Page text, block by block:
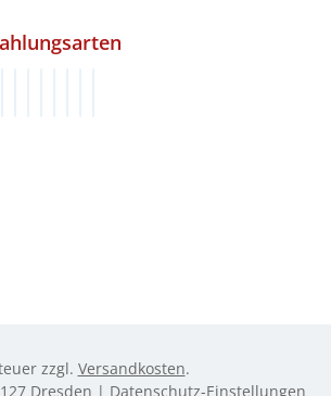
zzgl. Versandkosten.
Dresden | Datenschutz-Einstellungen